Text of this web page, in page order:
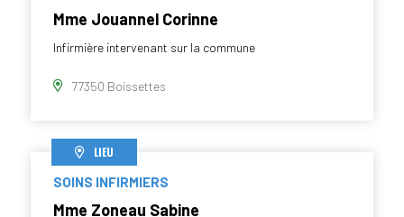
Mme Jouannel Corinne
Infirmière intervenant sur la commune
77350 Boissettes
LIEU
SOINS INFIRMIERS
Mme Zoneau Sabine